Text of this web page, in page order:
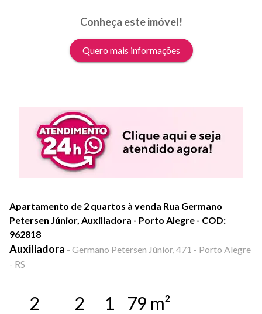
Conheça este imóvel!
Quero mais informações
Apartamento de 2 quartos à venda Rua Germano
Petersen Júnior, Auxiliadora - Porto Alegre - COD:
962818
Auxiliadora - Germano Petersen Júnior, 471 - Porto Alegre
- RS
2 2 1 79 m²